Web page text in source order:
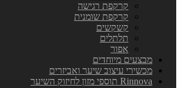
קרקפת רגישה
קרקפת שומנית
קשקשים
תלתלים
אפור
מבצעים מיוחדים
מכשירי עיצוב שיער ואביזרים
Rinnova תוספי מזון לחיזוק השיער